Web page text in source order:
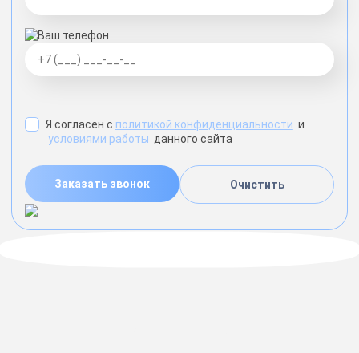
Ваш телефон
Я согласен с политикой конфиденциальности и
условиями работы данного сайта
Очистить
Заказать звонок